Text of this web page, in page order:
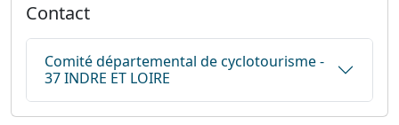
Contact
Comité départemental de cyclotourisme -
37 INDRE ET LOIRE